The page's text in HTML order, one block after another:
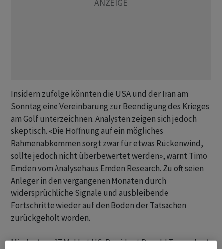
Insidern zufolge könnten die USA und der ‌Iran am
Sonntag ⁠eine Vereinbarung zur Beendigung des Krieges
am Golf unterzeichnen. Analysten zeigen sich jedoch
skeptisch. «Die Hoffnung auf ein mögliches
Rahmenabkommen sorgt zwar für etwas Rückenwind,
sollte jedoch nicht überbewertet werden», warnt Timo
Emden ⁠vom Analysehaus Emden Research. Zu oft seien
Anleger in den vergangenen Monaten durch
widersprüchliche Signale und ausbleibende
Fortschritte wieder auf den Boden der Tatsachen
zurückgeholt worden.
Mindestens 37 Mal hat US-Präsident Donald Trump laut